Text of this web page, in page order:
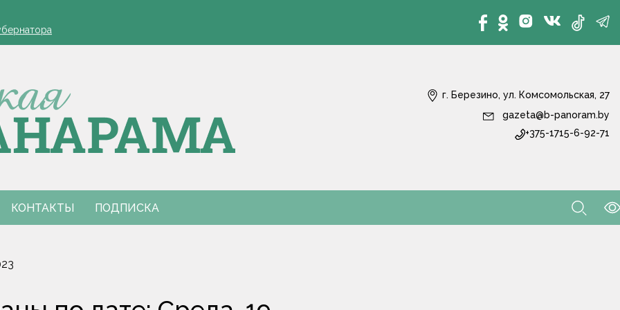
Минской области в 2027 году
туризм
Минской области в 2027 году
туризм
г. Березино, ул. Комсомольская, 27
gazeta@b-panoram.by
+375-1715-6-92-71
КОНТАКТЫ ПОДПИСКА